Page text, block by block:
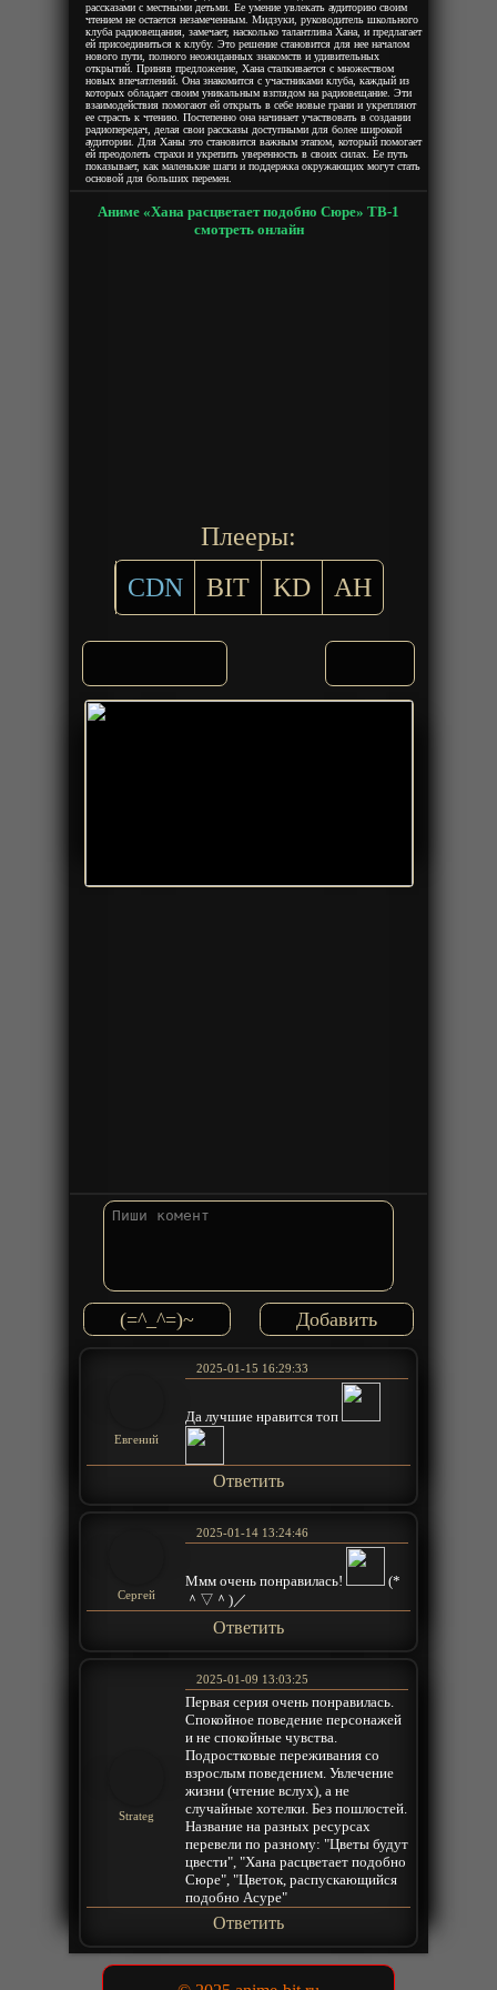
рассказами с местными детьми. Ее умение увлекать аудиторию своим
чтением не остается незамеченным. Мидзуки, руководитель школьного
клуба радиовещания, замечает, насколько талантлива Хана, и предлагает
ей присоединиться к клубу. Это решение становится для нее началом
нового пути, полного неожиданных знакомств и удивительных
открытий. Приняв предложение, Хана сталкивается с множеством
новых впечатлений. Она знакомится с участниками клуба, каждый из
которых обладает своим уникальным взглядом на радиовещание. Эти
взаимодействия помогают ей открыть в себе новые грани и укрепляют
ее страсть к чтению. Постепенно она начинает участвовать в создании
радиопередач, делая свои рассказы доступными для более широкой
аудитории. Для Ханы это становится важным этапом, который помогает
ей преодолеть страхи и укрепить уверенность в своих силах. Ее путь
показывает, как маленькие шаги и поддержка окружающих могут стать
основой для больших перемен.
Аниме «Хана расцветает подобно Сюре» ТВ-1
смотреть онлайн
Плееры:
CDN
BIT KD AH
(=^_^=)~
Евгений
2025-01-15 16:29:33
Да лучшие нравится топ
Ответить
Сергей
2025-01-14 13:24:46
Ммм очень понравилась!
(*
＾▽＾)／
Ответить
Strateg
2025-01-09 13:03:25
Первая серия очень понравилась.
Спокойное поведение персонажей
и не спокойные чувства.
Подростковые переживания со
взрослым поведением. Увлечение
жизни (чтение вслух), а не
случайные хотелки. Без пошлостей.
Название на разных ресурсах
перевели по разному: "Цветы будут
цвести", "Хана расцветает подобно
Сюре", "Цветок, распускающийся
подобно Асуре"
Ответить